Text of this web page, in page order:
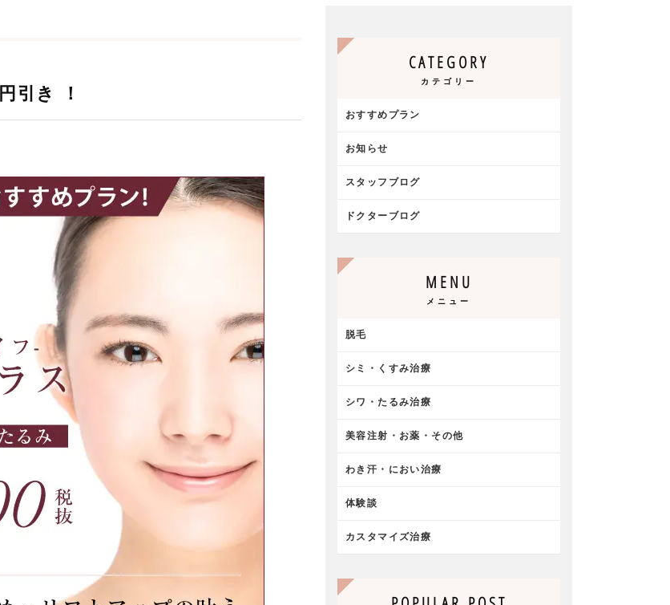
引き ！
CATEGORY
カテゴリー
おすすめプラン
お知らせ
スタッフブログ
ドクターブログ
MENU
メニュー
脱毛
シミ・くすみ治療
シワ・たるみ治療
美容注射・お薬・その他
わき汗・におい治療
体験談
カスタマイズ治療